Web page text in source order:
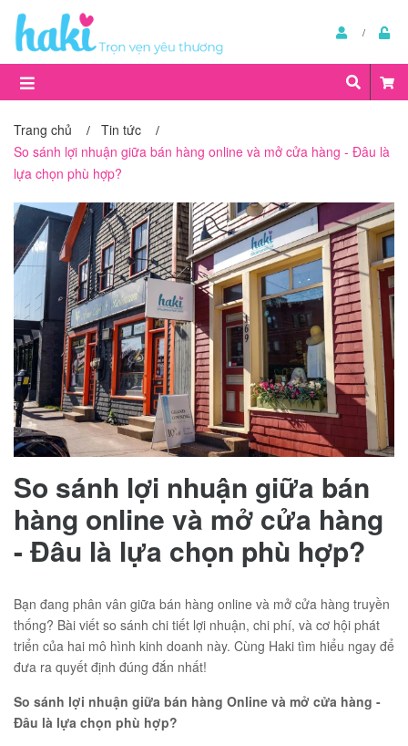
Trang chủ / Tin tức /
So sánh lợi nhuận giữa bán hàng online và mở cửa hàng - Đâu là
lựa chọn phù hợp?
So sánh lợi nhuận giữa bán
hàng online và mở cửa hàng
- Đâu là lựa chọn phù hợp?
Bạn đang phân vân giữa bán hàng online và mở cửa hàng truyền
thống? Bài viết so sánh chi tiết lợi nhuận, chi phí, và cơ hội phát
triển của hai mô hình kinh doanh này. Cùng Haki tìm hiểu ngay để
đưa ra quyết định đúng đắn nhất!
So sánh lợi nhuận giữa bán hàng Online và mở cửa hàng -
Đâu là lựa chọn phù hợp?